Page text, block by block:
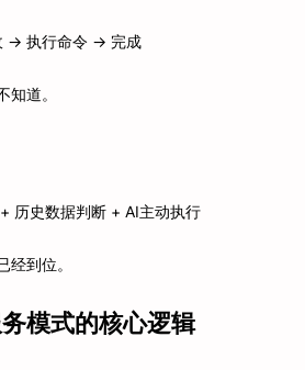
→ 执行命令 → 完成
知道。
历史数据判断 + AI主动执行
经到位。
模式的核心逻辑